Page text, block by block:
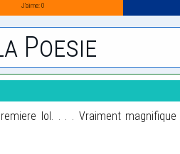
J’aime: 0
Poesie
lol. . . . Vraiment